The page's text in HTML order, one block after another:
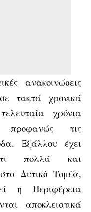
ανακοινώσεις
τακτά χρονικά
χρόνια
προφανώς τις
Εξάλλου έχει
πολλά και
Δυτικό Τομέα,
η Περιφέρεια
αποκλειστικά